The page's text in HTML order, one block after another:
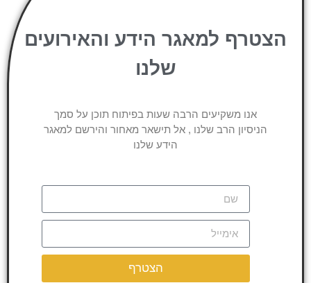
הצטרף למאגר הידע והאירועים
שלנו
אנו משקיעים הרבה שעות בפיתוח תוכן על סמך
הניסיון הרב שלנו , אל תישאר מאחור והירשם למאגר
הידע שלנו
הצטרף